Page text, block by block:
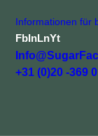
Informationen für
Fb InLnYt
+31 (0)20 -369